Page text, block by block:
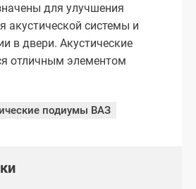
для улучшения
акустической системы и
в двери. Акустические
отличным элементом
подиумы ВАЗ